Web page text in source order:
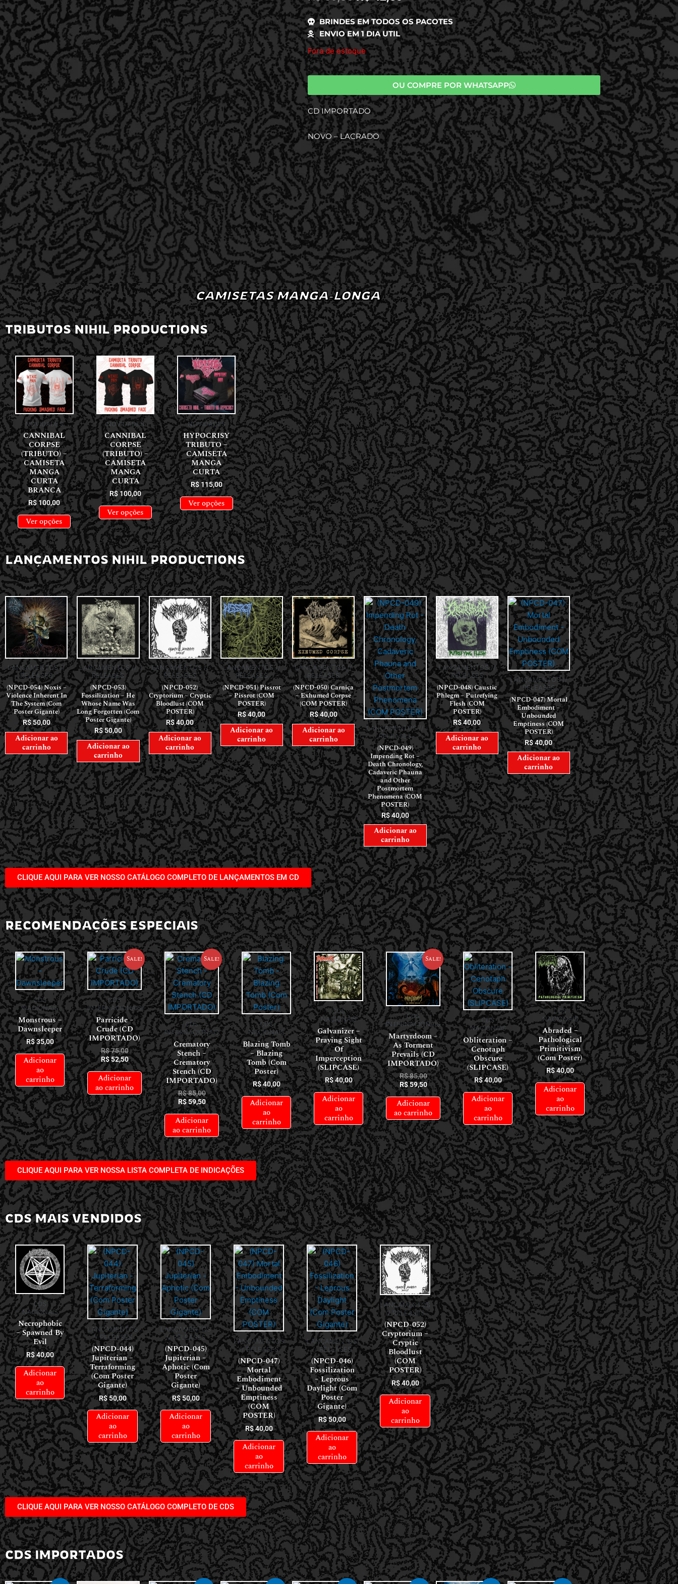
BRINDES EM TODOS OS PACOTES
ENVIO EM 1 DIA UTIL
Fora de estoque
OU COMPRE POR WHATSAPP
CD IMPORTADO
NOVO – LACRADO
CAMISETAS MANGA-LONGA
TRIBUTOS NIHIL PRODUCTIONS
NOVIDADES
CANNIBAL
CORPSE
(TRIBUTO) –
CAMISETA
MANGA
CURTA
BRANCA
R$100,00
Ver opções
NOVIDADES
CANNIBAL
CORPSE
(TRIBUTO) –
CAMISETA
MANGA
CURTA
R$100,00
Ver opções
NOVIDADES
HYPOCRISY
TRIBUTO –
CAMISETA
MANGA
CURTA
R$115,00
Ver opções
LANÇAMENTOS NIHIL PRODUCTIONS
LANÇAMENTOS //
RELEASES
(NPCD-054) Noxis –
Violence Inherent In
The System (Com
Poster Gigante)
R$50,00
Adicionar ao
carrinho
LANÇAMENTOS //
RELEASES
(NPCD-053)
Fossilization – He
Whose Name Was
Long Forgotten (Com
Poster Gigante)
R$50,00
Adicionar ao
carrinho
LANÇAMENTOS //
RELEASES
(NPCD-052)
Cryptorium – Cryptic
Bloodlust (COM
POSTER)
R$40,00
Adicionar ao
carrinho
LANÇAMENTOS //
RELEASES
(NPCD-051) Pissrot
– Pissrot (COM
POSTER)
R$40,00
Adicionar ao
carrinho
LANÇAMENTOS //
RELEASES
(NPCD-050) Carniça
– Exhumed Corpse
(COM POSTER)
R$40,00
Adicionar ao
carrinho
LANÇAMENTOS //
RELEASES
(NPCD-049)
Impending Rot –
Death Chronology,
Cadaveric Phauna
and Other
Postmortem
Phenomena (COM
POSTER)
R$40,00
Adicionar ao
carrinho
LANÇAMENTOS //
RELEASES
(NPCD-048) Caustic
Phlegm – Putrefying
Flesh (COM
POSTER)
R$40,00
Adicionar ao
carrinho
LANÇAMENTOS //
RELEASES
(NPCD-047) Mortal
Embodiment –
Unbounded
Emptiness (COM
POSTER)
R$40,00
Adicionar ao
carrinho
CLIQUE AQUI PARA VER NOSSO CATÁLOGO COMPLETO DE LANÇAMENTOS EM CD
RECOMENDAÇÕES ESPECIAIS
CDS
NACIONAIS
Monstrous –
Dawnsleeper
R$35,00
Adicionar
ao
carrinho
Sale!
CDS
INTERNACIONAIS
Parricide –
Crude (CD
IMPORTADO)
R$75,00
R$52,50
Adicionar
ao carrinho
Sale!
CDS
INTERNACIONAIS
Crematory
Stench –
Crematory
Stench (CD
IMPORTADO)
R$85,00
R$59,50
Adicionar
ao carrinho
CDS
NACIONAIS
Blazing Tomb
– Blazing
Tomb (Com
Poster)
R$40,00
Adicionar
ao
carrinho
CDS
NACIONAIS
Galvanizer –
Praying Sight
Of
Imperception
(SLIPCASE)
R$40,00
Adicionar
ao
carrinho
Sale!
CDS
INTERNACIONAIS
Martyrdoom –
As Torment
Prevails (CD
IMPORTADO)
R$85,00
R$59,50
Adicionar
ao carrinho
CDS
NACIONAIS
Obliteration –
Cenotaph
Obscure
(SLIPCASE)
R$40,00
Adicionar
ao
carrinho
CDS
NACIONAIS
Abraded –
Pathological
Primitivism
(Com Poster)
R$40,00
Adicionar
ao
carrinho
CLIQUE AQUI PARA VER NOSSA LISTA COMPLETA DE INDICAÇÕES
CDS MAIS VENDIDOS
CDS
NACIONAIS
Necrophobic
– Spawned By
Evil
R$40,00
Adicionar
ao
carrinho
LANÇAMENTOS
// RELEASES
(NPCD-044)
Jupiterian –
Terraforming
(Com Poster
Gigante)
R$50,00
Adicionar
ao
carrinho
LANÇAMENTOS
// RELEASES
(NPCD-045)
Jupiterian –
Aphotic (Com
Poster
Gigante)
R$50,00
Adicionar
ao
carrinho
LANÇAMENTOS
// RELEASES
(NPCD-047)
Mortal
Embodiment
– Unbounded
Emptiness
(COM
POSTER)
R$40,00
Adicionar
ao
carrinho
LANÇAMENTOS
// RELEASES
(NPCD-046)
Fossilization
– Leprous
Daylight (Com
Poster
Gigante)
R$50,00
Adicionar
ao
carrinho
LANÇAMENTOS
// RELEASES
(NPCD-052)
Cryptorium –
Cryptic
Bloodlust
(COM
POSTER)
R$40,00
Adicionar
ao
carrinho
CLIQUE AQUI PARA VER NOSSO CATÁLOGO COMPLETO DE CDS
CDS IMPORTADOS